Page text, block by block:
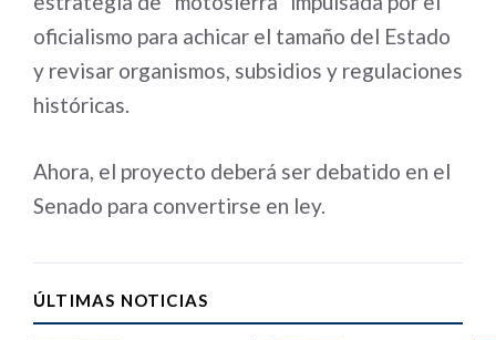
oficialismo para achicar el tamaño del Estado
y revisar organismos, subsidios y regulaciones
históricas.
Ahora, el proyecto deberá ser debatido en el
Senado para convertirse en ley.
ÚLTIMAS NOTICIAS